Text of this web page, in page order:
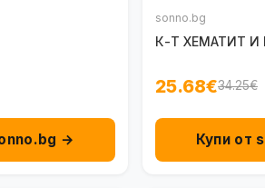
→
sonno.bg
К-Т ХЕМАТИТ И
25.68€34.25€
Купи от